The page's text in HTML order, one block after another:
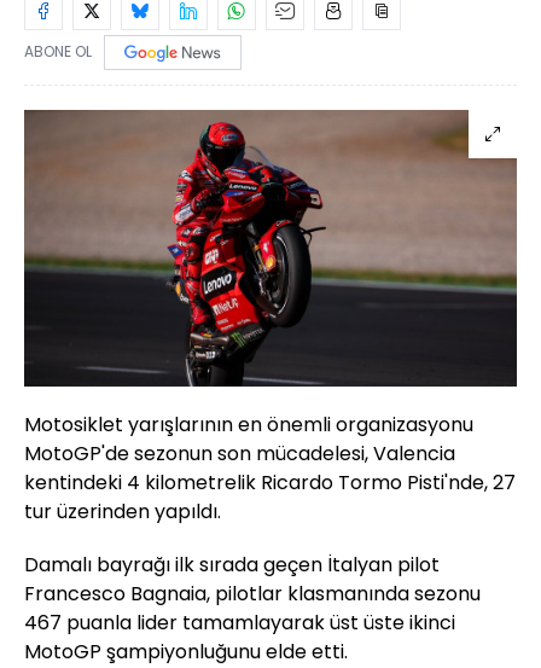
ABONE OL
Motosiklet yarışlarının en önemli organizasyonu
MotoGP'de sezonun son mücadelesi, Valencia
kentindeki 4 kilometrelik Ricardo Tormo Pisti'nde, 27
tur üzerinden yapıldı.
Damalı bayrağı ilk sırada geçen İtalyan pilot
Francesco Bagnaia, pilotlar klasmanında sezonu
467 puanla lider tamamlayarak üst üste ikinci
MotoGP şampiyonluğunu elde etti.